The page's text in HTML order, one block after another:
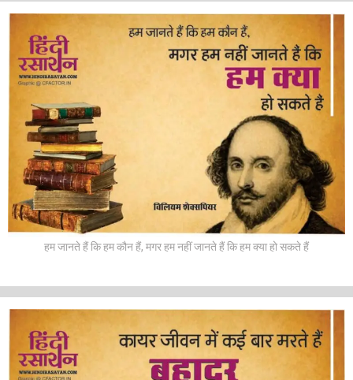
हम जानते हैं कि हम कौन हैं, मगर हम नहीं जानते हैं कि हम क्या हो सकते हैं